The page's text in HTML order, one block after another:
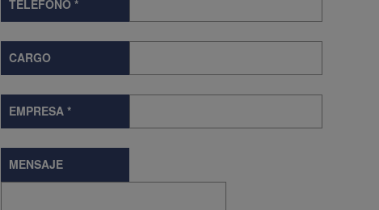
TELÉFONO*
CARGO
EMPRESA*
MENSAJE